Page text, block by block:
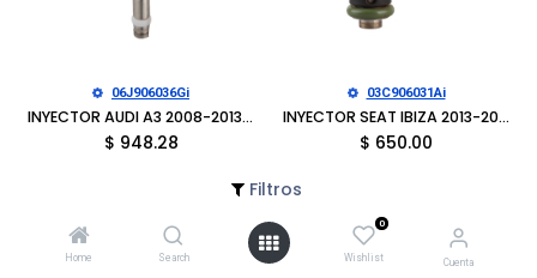
Filtros
Home Search
0
Wishlist Cuenta
06J906036Gi
INYECTOR AUDI A3 2008-2013, A3 QUATTRO 2008-2013, A4 2009-2012, A4 2014-2016, A4 QUATTRO 2009-2012, A5 2010-2014, A6 2012-2015, A6 QUATTRO 2013-2015, Q3 2015-2016, Q3 QUATTRO 2015-2016
$ 948.28
03C906031Ai
INYECTOR SEAT IBIZA 2013-2019, LEON 2013-2019, VOLKSWAGEN LUPO 2014-2019, PASST 2008-2010, POLO 2014-2019, VENTO 2014-2019
$ 650.00